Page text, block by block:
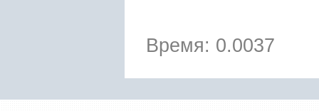
Время: 0.0037